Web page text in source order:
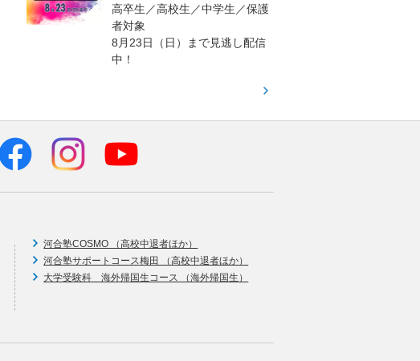
高卒生／高校生／中学生／保護
者対象
8月23日（日）まで見逃し配信
中！
河合塾COSMO （高校中退者ほか）
河合塾サポートコース梅田 （高校中退者ほか）
大学受験科 海外帰国生コース （海外帰国生）